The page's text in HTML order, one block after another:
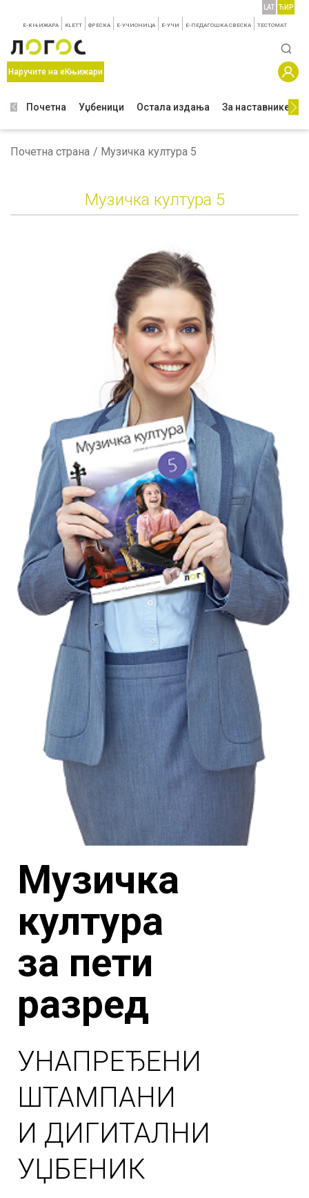
E-КЊИЖАРА KLETT ФРЕСКА E-УЧИОНИЦА E-УЧИ Е-ПЕДАГОШКА СВЕСКА TЕСТОМАТ
LAT ЋИР
Наручите на еКњижари
Почетна Уџбеници Остала издања За наставнике
Почетна страна Музичка култура 5
Музичка култура 5
Музичка
култура
за пети
разред
УНАПРЕЂЕНИ
ШТАМПАНИ
И ДИГИТАЛНИ
УЏБЕНИК